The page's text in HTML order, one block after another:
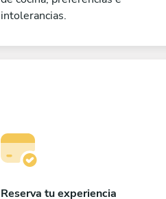
intolerancias.
Reserva tu experiencia